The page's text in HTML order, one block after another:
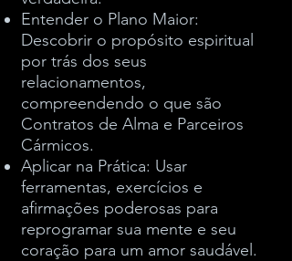
Entender o Plano Maior:
Descobrir o propósito espiritual
por trás dos seus
relacionamentos,
compreendendo o que são
Contratos de Alma e Parceiros
Cármicos.
Aplicar na Prática: Usar
ferramentas, exercícios e
afirmações poderosas para
reprogramar sua mente e seu
coração para um amor saudável.